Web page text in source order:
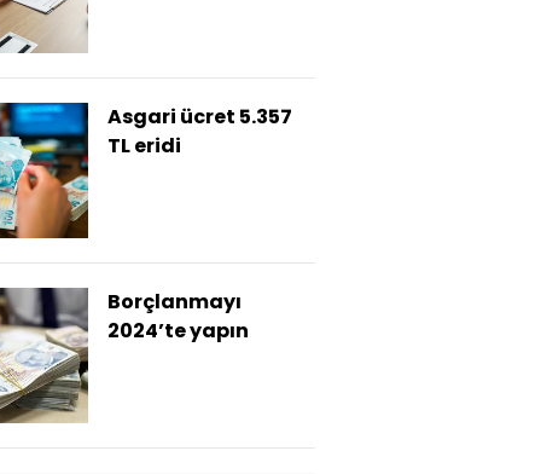
Asgari ücret 5.357
TL eridi
Borçlanmayı
2024’te yapın